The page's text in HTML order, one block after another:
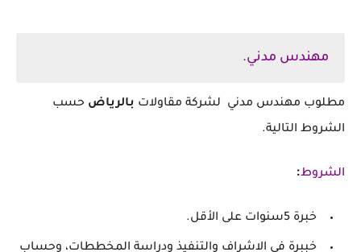
مهندس مدني.
‏مطلوب مهندس مدني لشركة مقاولات بالرياض حسب
الشروط التالية.
الشروط:
خبرة 5سنوات على الأقل.
‏خببرة في الاشراف والتنفيذ ودراسة المخططات، وحساب